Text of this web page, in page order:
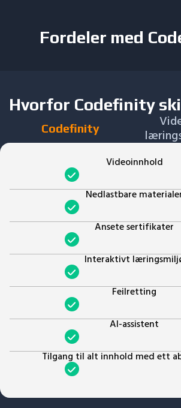
Fordeler med
Hvorfor Codefinity
Codefinity
Videoinnhold
Nedlastbare
Ansete sertifikater
Interaktivt
Feilretting
AI-assistent
Tilgang til alt innhold med ett